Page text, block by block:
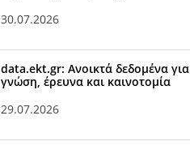
30.07.2026
data.ekt.gr: Ανοικτά δεδομένα για
γνώση, έρευνα και καινοτομία
29.07.2026